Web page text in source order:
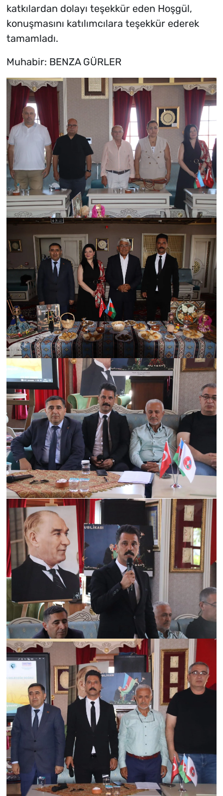
katkılardan dolayı teşekkür eden Hoşgül,
konuşmasını katılımcılara teşekkür ederek
tamamladı.
Muhabir: BENZA GÜRLER